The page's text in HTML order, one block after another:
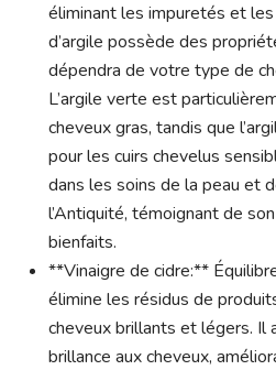
éliminant les impuretés et
d’argile possède des
dépendra de votre type de
L’argile verte est
cheveux gras, tandis que
pour les cuirs chevelus
dans les soins de la peau et
l’Antiquité, témoignant de
bienfaits.
**Vinaigre de cidre:**
élimine les résidus de
cheveux brillants et légers. Il
brillance aux cheveux,